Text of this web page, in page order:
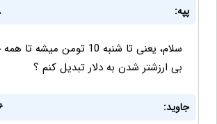
پپه:
سلام، یعنی تا شنبه 10 تومن
بی ارزشتر شدن به دلار تبدیل کنم ؟
جاوید: